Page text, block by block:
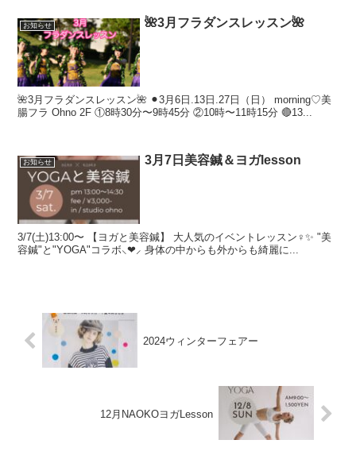
お知らせ 🌺3月フラダンスレッスン🌺
🌺3月フラダンスレッスン🌺 ⚫︎3月6日.13日.27日（日） morning♡美
腸フラ Ohno 2F ①8時30分〜9時45分 ②10時〜11時15分 🔴13...
お知らせ 3月7日美容鍼＆ヨガlesson
3/7(土)13:00〜 【ヨガと美容鍼】 大人気のイベントレッスン‍♀️✨ "美
容鍼"と"YOGA"コラボ⸜❤︎⸝ 身体の中からも外からも綺麗に...
2024ウィンターフェアー
12月NAOKOヨガLesson